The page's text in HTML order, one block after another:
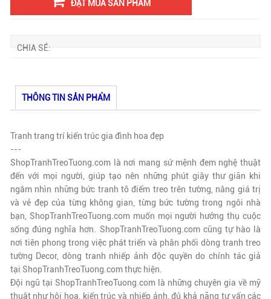
ĐẶT MUA SẢN PHẨM
CHIA SẺ:
THÔNG TIN SẢN PHẨM
Tranh trang trí kiến trúc gia đình hoa đẹp
---
ShopTranhTreoTuong.com là nơi mang sứ mệnh đem nghệ thuật
đến với mọi người, giúp tạo nên những phút giây thư giãn khi
ngắm nhìn những bức tranh tô điểm treo trên tường, nâng giá trị
và vẻ đẹp của từng không gian, từng bức tường trong ngôi nhà
bạn, ShopTranhTreoTuong.commuốn mọi người hưởng thụ cuộc
sống đúng nghĩa hơn. ShopTranhTreoTuong.comcũng tự hào là
nơi tiên phong trong việc phát triển và phân phối dòng tranh treo
tường Decor, dòng tranh nhiếp ảnh độc quyền do chính tác giả
tại ShopTranhTreoTuong.comthực hiện.
Đội ngũ tại ShopTranhTreoTuong.comlà những chuyên gia về mỹ
thuật như hội họa, kiến trúc và nhiếp ảnh, đủ khả năng tư vấn các